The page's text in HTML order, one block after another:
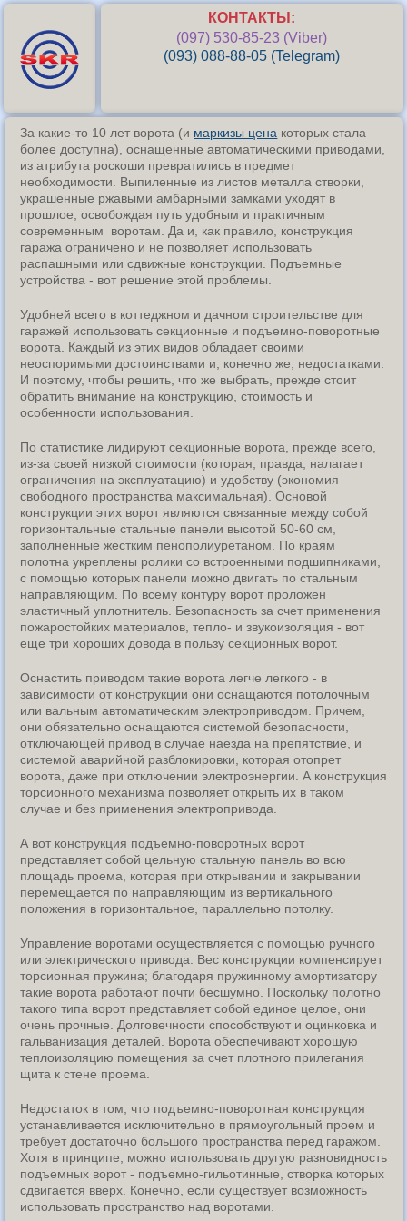
КОНТАКТЫ:
(097) 530-85-23 (Viber)
(093) 088-88-05 (Telegram)
За какие-то 10 лет ворота (и маркизы цена которых стала
более доступна), оснащенные автоматическими приводами,
из атрибута роскоши превратились в предмет
необходимости. Выпиленные из листов металла створки,
украшенные ржавыми амбарными замками уходят в
прошлое, освобождая путь удобным и практичным
современным воротам. Да и, как правило, конструкция
гаража ограничено и не позволяет использовать
распашными или сдвижные конструкции. Подъемные
устройства - вот решение этой проблемы.
Удобней всего в коттеджном и дачном строительстве для
гаражей использовать секционные и подъемно-поворотные
ворота. Каждый из этих видов обладает своими
неоспоримыми достоинствами и, конечно же, недостатками.
И поэтому, чтобы решить, что же выбрать, прежде стоит
обратить внимание на конструкцию, стоимость и
особенности использования.
По статистике лидируют секционные ворота, прежде всего,
из-за своей низкой стоимости (которая, правда, налагает
ограничения на эксплуатацию) и удобству (экономия
свободного пространства максимальная). Основой
конструкции этих ворот являются связанные между собой
горизонтальные стальные панели высотой 50-60 см,
заполненные жестким пенополиуретаном. По краям
полотна укреплены ролики со встроенными подшипниками,
с помощью которых панели можно двигать по стальным
направляющим. По всему контуру ворот проложен
эластичный уплотнитель. Безопасность за счет применения
пожаростойких материалов, тепло- и звукоизоляция - вот
еще три хороших довода в пользу секционных ворот.
Оснастить приводом такие ворота легче легкого - в
зависимости от конструкции они оснащаются потолочным
или вальным автоматическим электроприводом. Причем,
они обязательно оснащаются системой безопасности,
отключающей привод в случае наезда на препятствие, и
системой аварийной разблокировки, которая отопрет
ворота, даже при отключении электроэнергии. А конструкция
торсионного механизма позволяет открыть их в таком
случае и без применения электропривода.
А вот конструкция подъемно-поворотных ворот
представляет собой цельную стальную панель во всю
площадь проема, которая при открывании и закрывании
перемещается по направляющим из вертикального
положения в горизонтальное, параллельно потолку.
Управление воротами осуществляется с помощью ручного
или электрического привода. Вес конструкции компенсирует
торсионная пружина; благодаря пружинному амортизатору
такие ворота работают почти бесшумно. Поскольку полотно
такого типа ворот представляет собой единое целое, они
очень прочные. Долговечности способствуют и оцинковка и
гальванизация деталей. Ворота обеспечивают хорошую
теплоизоляцию помещения за счет плотного прилегания
щита к стене проема.
Недостаток в том, что подъемно-поворотная конструкция
устанавливается исключительно в прямоугольный проем и
требует достаточно большого пространства перед гаражом.
Хотя в принципе, можно использовать другую разновидность
подъемных ворот - подъемно-гильотинные, створка которых
сдвигается вверх. Конечно, если существует возможность
использовать пространство над воротами.